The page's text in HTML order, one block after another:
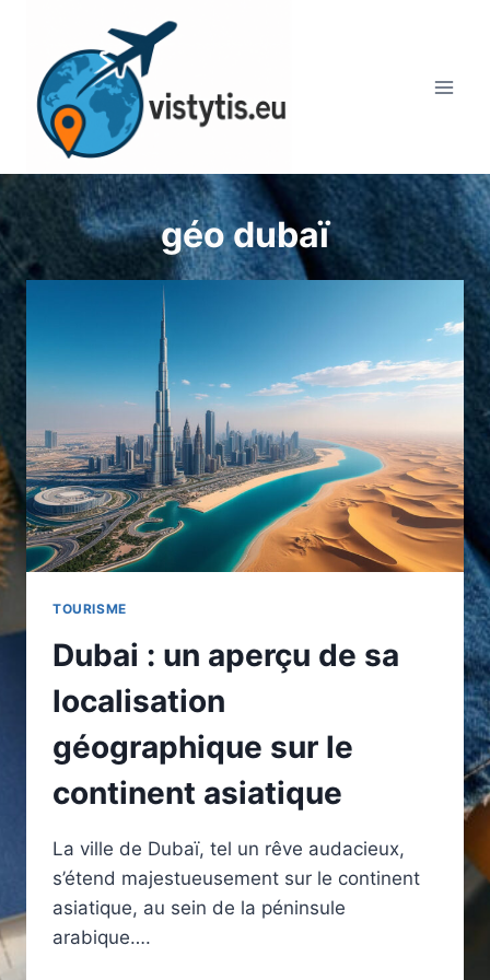
contenu
géo dubaï
TOURISME
Dubai : un aperçu de sa
localisation
géographique sur le
continent asiatique
La ville de Dubaï, tel un rêve audacieux,
s’étend majestueusement sur le continent
asiatique, au sein de la péninsule
arabique….